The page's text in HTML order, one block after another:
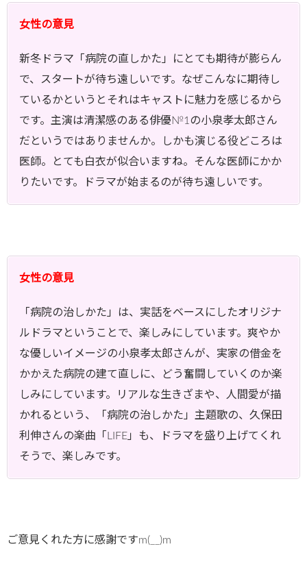
女性の意見
新冬ドラマ「病院の直しかた」にとても期待が膨らん
で、スタートが待ち遠しいです。なぜこんなに期待し
ているかというとそれはキャストに魅力を感じるから
です。主演は清潔感のある俳優№1の小泉孝太郎さん
だというではありませんか。しかも演じる役どころは
医師。とても白衣が似合いますね。そんな医師にかか
りたいです。ドラマが始まるのが待ち遠しいです。
女性の意見
「病院の治しかた」は、実話をベースにしたオリジナ
ルドラマということで、楽しみにしています。爽やか
な優しいイメージの小泉孝太郎さんが、実家の借金を
かかえた病院の建て直しに、どう奮闘していくのか楽
しみにしています。リアルな生きざまや、人間愛が描
かれるという、「病院の治しかた」主題歌の、久保田
利伸さんの楽曲「LIFE」も、ドラマを盛り上げてくれ
そうで、楽しみです。
ご意見くれた方に感謝ですm(__)m